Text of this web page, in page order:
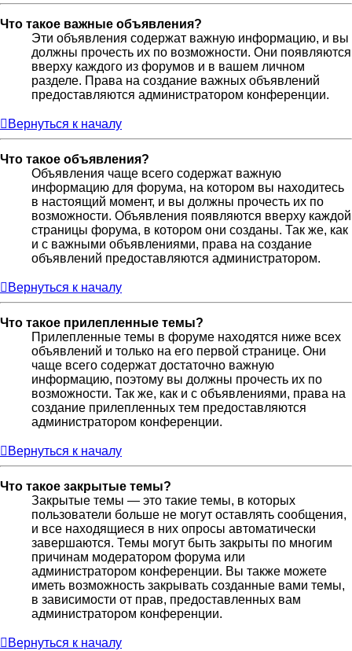
Что такое важные объявления?
Эти объявления содержат важную информацию, и вы
должны прочесть их по возможности. Они появляются
вверху каждого из форумов и в вашем личном
разделе. Права на создание важных объявлений
предоставляются администратором конференции.
Вернуться к началу
Что такое объявления?
Объявления чаще всего содержат важную
информацию для форума, на котором вы находитесь
в настоящий момент, и вы должны прочесть их по
возможности. Объявления появляются вверху каждой
страницы форума, в котором они созданы. Так же, как
и с важными объявлениями, права на создание
объявлений предоставляются администратором.
Вернуться к началу
Что такое прилепленные темы?
Прилепленные темы в форуме находятся ниже всех
объявлений и только на его первой странице. Они
чаще всего содержат достаточно важную
информацию, поэтому вы должны прочесть их по
возможности. Так же, как и с объявлениями, права на
создание прилепленных тем предоставляются
администратором конференции.
Вернуться к началу
Что такое закрытые темы?
Закрытые темы — это такие темы, в которых
пользователи больше не могут оставлять сообщения,
и все находящиеся в них опросы автоматически
завершаются. Темы могут быть закрыты по многим
причинам модератором форума или
администратором конференции. Вы также можете
иметь возможность закрывать созданные вами темы,
в зависимости от прав, предоставленных вам
администратором конференции.
Вернуться к началу